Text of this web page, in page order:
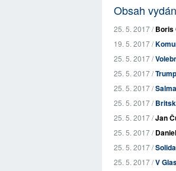
Obsah
25. 5. 2017 /Boris
19. 5. 2017 /
25. 5. 2017 /
25. 5. 2017 /
25. 5. 2017 /
25. 5. 2017 /
25. 5. 2017 /Jan
25. 5. 2017 /
25. 5. 2017 /
25. 5. 2017 /V